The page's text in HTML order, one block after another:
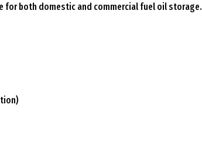
for both domestic and commercial fuel oil storage.